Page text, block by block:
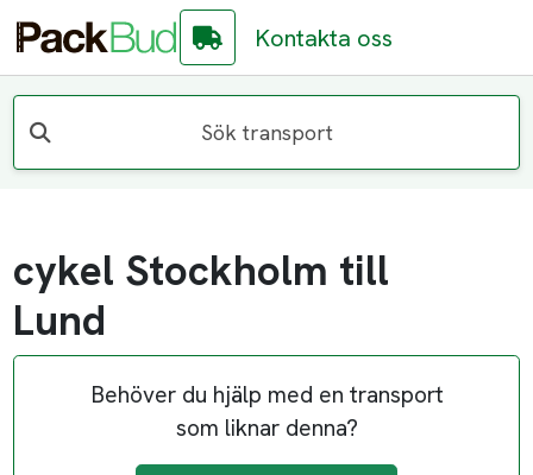
Kontakta oss
Sök transport
cykel Stockholm till
Lund
Behöver du hjälp med en transport
som liknar denna?